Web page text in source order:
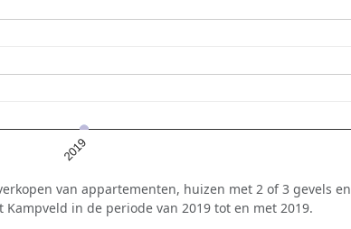
2019
van appartementen, huizen met 2 of 3 gevels en
in de periode van 2019 tot en met 2019.